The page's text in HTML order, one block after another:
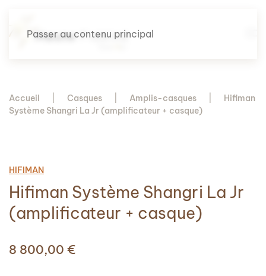
Passer au contenu principal
Accueil Casques Amplis-casques
Hifiman
Système Shangri La Jr (amplificateur + casque)
HIFIMAN
Hifiman Système Shangri La Jr
(amplificateur + casque)
8 800,00 €